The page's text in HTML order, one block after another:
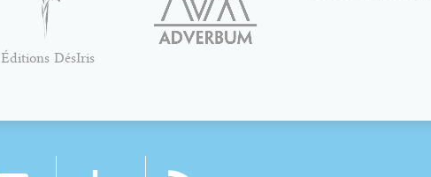
Éditions DésIris